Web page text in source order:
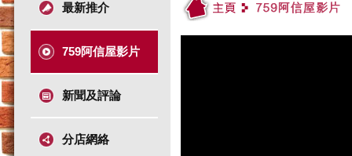
最新推介
759阿信屋影片
新聞及評論
分店網絡